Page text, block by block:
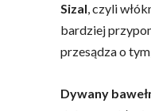
Sizal, czyli
bardziej
przesądza o
Dywany